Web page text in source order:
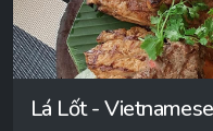
Lá Lốt -